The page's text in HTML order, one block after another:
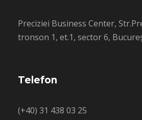
Preciziei Business Center,
tronson 1, et.1, sector 6,
Telefon
(+40) 31 438 03 25